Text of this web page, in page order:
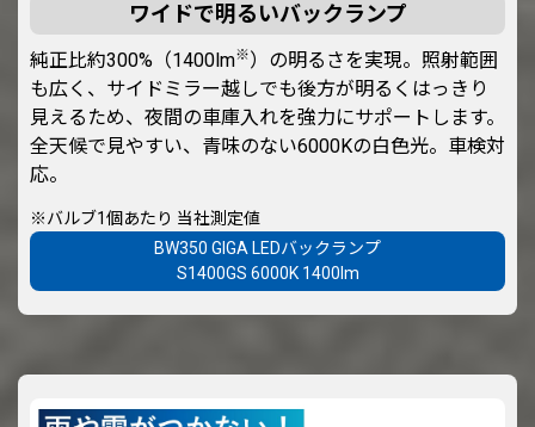
ワイドで明るいバックランプ
純正比約300%（1400lm※ ）の明るさを実現。照射範囲
も広く、サイドミラー越しでも後方が明るくはっきり
見えるため、夜間の車庫入れを強力にサポートします。
全天候で見やすい、青味のない6000Kの白色光。車検対
応。
※バルブ1個あたり 当社測定値
BW350 GIGA LEDバックランプ
S1400GS 6000K 1400lm